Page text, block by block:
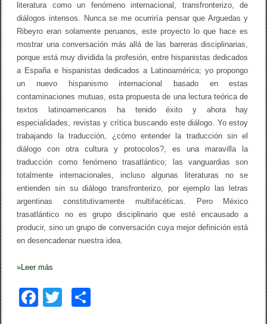
s
a
á
n
t
o
J
u
l
o
O
e
g
literatura como un fenómeno internacional, transfronterizo, de
diálogos intensos. Nunca se me ocurriría pensar que Arguedas y
Ribeyro eran solamente peruanos, este proyecto lo que hace es
mostrar una conversación más allá de las barreras disciplinarias,
porque está muy dividida la profesión, entre hispanistas dedicados
a España e hispanistas dedicados a Latinoamérica; yo propongo
un nuevo hispanismo internacional basado en estas
contaminaciones mutuas, esta propuesta de una lectura teórica de
textos latinoamericanos ha tenido éxito y ahora hay
especialidades, revistas y crítica buscando este diálogo. Yo estoy
trabajando la traducción, ¿cómo entender la traducción sin el
diálogo con otra cultura y protocolos?, es una maravilla la
traducción como fenómeno trasatlántico; las vanguardias son
totalmente internacionales, incluso algunas literaturas no se
entienden sin su diálogo transfronterizo, por ejemplo las letras
argentinas constitutivamente multifacéticas. Pero México
trasatlántico no es grupo disciplinario que esté encausado a
producir, sino un grupo de conversación cuya mejor definición está
en desencadenar nuestra idea.
»Leer más
F